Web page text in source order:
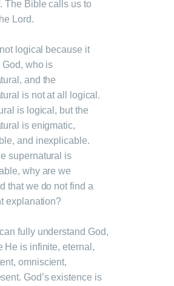
The Bible calls us to
Lord.
logical because it
God, who is
and the
is not at all logical.
is logical, but the
is enigmatic,
and inexplicable.
supernatural is
why are we
that we do not find a
explanation?
fully understand God,
He is infinite, eternal,
omniscient,
God’s existence is